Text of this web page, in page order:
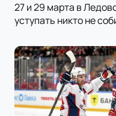
27 и 29 марта в
уступать никто не